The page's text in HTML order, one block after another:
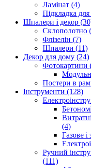
Ламінат (4)
Підкладка
Шпалери і декор
Склополотно
Флізелін (7)
Шпалери (11)
Декор для дому (24)
Фотокартини
Постери в
Інструменти (128)
(4)
Газове
Ручний
(111)